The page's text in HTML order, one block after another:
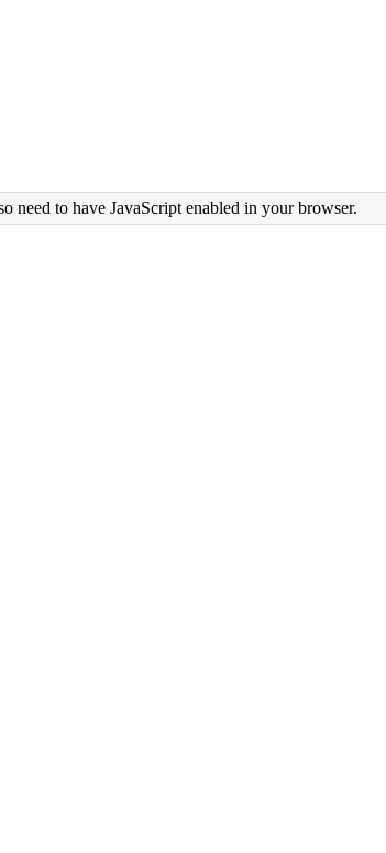
need to have JavaScript enabled in your browser.